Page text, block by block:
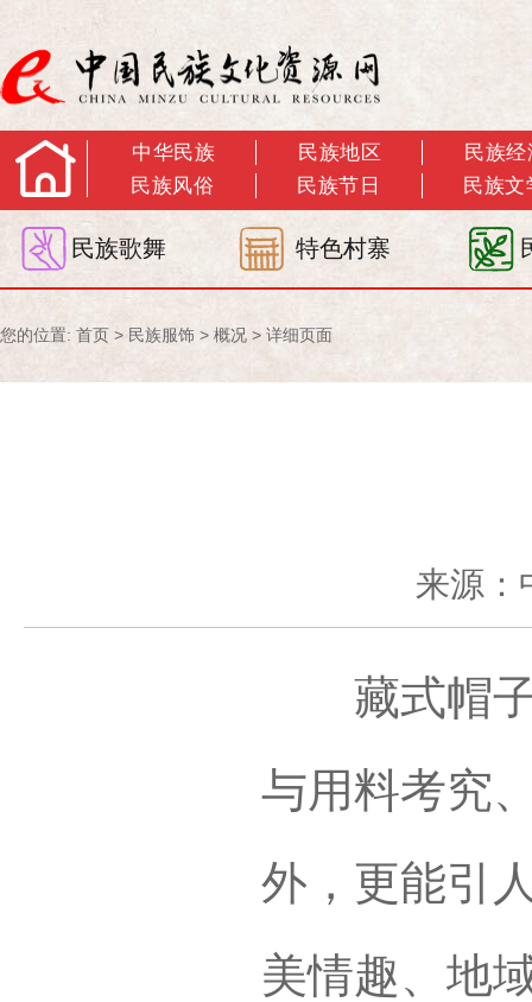
中华民族 民族地区
民族经
民族风俗
民族节日 民族文
民族歌舞 特色村寨
您的位置: 首页 > 民族服饰 > 概况 > 详细页面
来源：
藏式帽子
与用料考究
外，更能引
美情趣、地